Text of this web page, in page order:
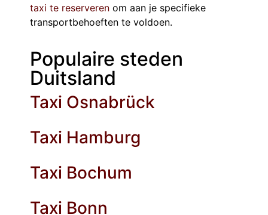
taxi te reserveren om aan je specifieke
transportbehoeften te voldoen.
Populaire steden
Duitsland
Taxi Osnabrück
Taxi Hamburg
Taxi Bochum
Taxi Bonn